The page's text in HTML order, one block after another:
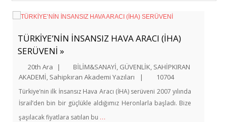
TÜRKİYE’NİN İNSANSIZ HAVA ARACI (İHA)
SERÜVENİ »
20th Ara | BİLİM&SANAYİ GÜVENLİK SAHİPKIRAN
AKADEMİ Sahipkıran Akademi Yazıları | 10704
Türkiye’nin ilk İnsansız Hava Aracı (İHA) serüveni 2007 yılında
İsrail’den bin bir güçlükle aldığımız Heronlarla başladı. Bize
şaşılacak fiyatlara satılan bu …